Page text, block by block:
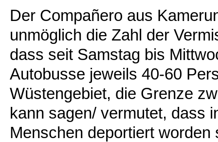
Der Compañero aus
unmöglich die Zahl der
dass seit Samstag bis
Autobusse jeweils 40-60
Wüstengebiet, die Grenze
kann sagen/ vermutet, dass
Menschen deportiert